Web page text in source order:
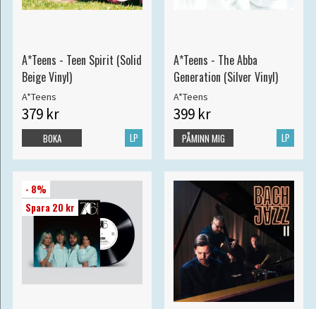
A*Teens - Teen Spirit (Solid
Beige Vinyl)
A*Teens
379 kr
LP
BOKA
A*Teens - The Abba
Generation (Silver Vinyl)
A*Teens
399 kr
LP
PÅMINN MIG
- 8%
Spara 20 kr